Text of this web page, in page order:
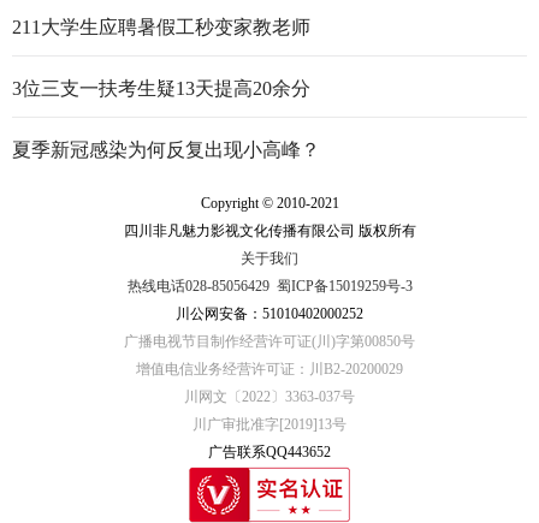
211大学生应聘暑假工秒变家教老师
3位三支一扶考生疑13天提高20余分
夏季新冠感染为何反复出现小高峰？
Copyright © 2010-2021
四川非凡魅力影视文化传播有限公司 版权所有
关于我们
热线电话028-85056429 蜀ICP备15019259号-3
川公网安备：51010402000252
广播电视节目制作经营许可证(川)字第00850号
增值电信业务经营许可证：川B2-20200029
川网文〔2022〕3363-037号
川广审批准字[2019]13号
广告联系QQ443652